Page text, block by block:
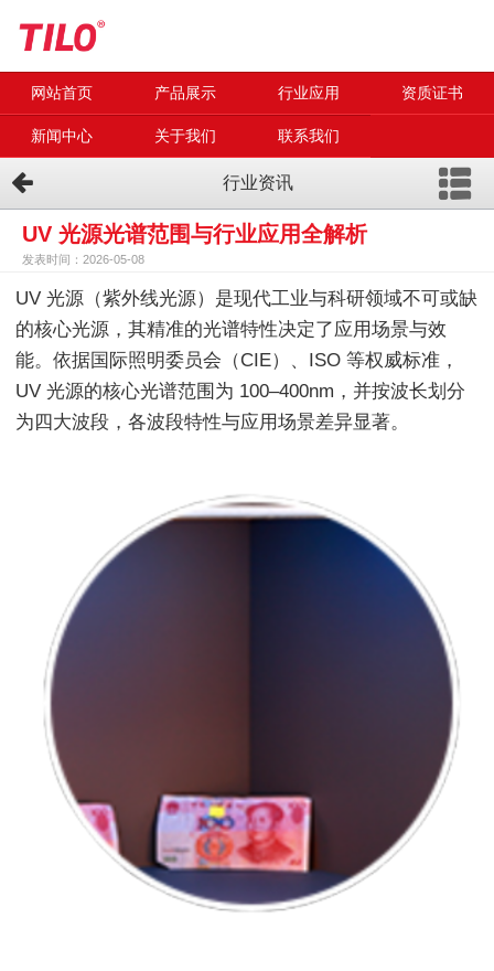
网站首页 产品展示 行业应用 资质证书
新闻中心 关于我们 联系我们
行业资讯
UV 光源光谱范围与行业应用全解析
发表时间：2026-05-08
UV 光源（紫外线光源）是现代工业与科研领域不可或缺
的核心光源，其精准的光谱特性决定了应用场景与效
能。依据国际照明委员会（CIE）、ISO 等权威标准，
UV 光源的核心光谱范围为 100–400nm，并按波长划分
为四大波段，各波段特性与应用场景差异显著。